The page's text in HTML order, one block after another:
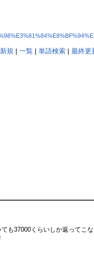
新規 | 一覧| 単語検索| 最終更
も37000くらいしか返ってこ